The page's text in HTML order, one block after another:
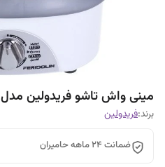
مینی واش تاشو فریدولین مدل SW14 مسافرتی
برند:فریدولین
ضمانت 24 ماهه حامیران